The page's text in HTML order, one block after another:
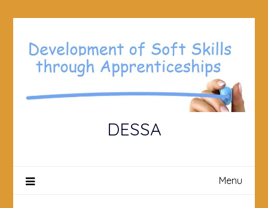
DESSA
Menu